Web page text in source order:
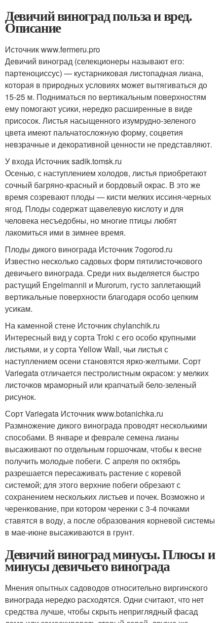
Девичий виноград польза и вред.
Описание
Источник www.fermeru.pro
Девичий виноград (селекционеры называют его:
партеноциссус) — кустарниковая листопадная лиана,
которая в природных условиях может вытягиваться до
15-25 м. Подниматься по вертикальным поверхностям
ему помогают усики, нередко расширенные в виде
присосок. Листья насыщенного изумрудно-зеленого
цвета имеют пальчатосложную форму, соцветия
невзрачные и декоративной ценности не представляют.
У входа Источник sadik.tomsk.ru
Осенью, с наступлением холодов, листья приобретают
сочный багряно-красный и бордовый окрас. В это же
время созревают плоды — кисти мелких иссиня-черных
ягод. Плоды содержат щавелевую кислоту и для
человека несъедобны, но многие птицы любят
лакомиться ими в зимнее время.
Плоды дикого винограда Источник 7ogorod.ru
Известно несколько садовых форм пятилисточкового
девичьего винограда. Среди них выделяется быстро
растущий Engelmannii и Murorum, густо заплетающий
вертикальные поверхности благодаря особо цепким
усикам.
На каменной стене Источник chylanchik.ru
Интересный вид у сорта Troki с его особо крупными
листьями, и у сорта Yellow Wall, чьи листья с
наступлением осени становятся ярко-желтыми. Сорт
Variegata отличается пестролистным окрасом: у мелких
листочков мраморный или крапчатый бело-зеленый
рисунок.
Сорт Variegata Источник www.botanichka.ru
Размножение дикого винограда проводят несколькими
способами. В январе и феврале семена лианы
высаживают по отдельным горшочкам, чтобы к весне
получить молодые побеги. С апреля по октябрь
разрешается пересаживать растение с коревой
системой; для этого верхние побеги обрезают с
сохранением нескольких листьев и почек. Возможно и
черенкование, при котором черенки с 3-4 почками
ставятся в воду, а после образования корневой системы
в мае-июне высаживаются в грунт.
Девичий виноград минусы. Плюсы и
минусы девичьего винограда
Мнения опытных садоводов относительно виргинского
винограда нередко расходятся. Одни считают, что нет
средства лучше, чтобы скрыть неприглядный фасад